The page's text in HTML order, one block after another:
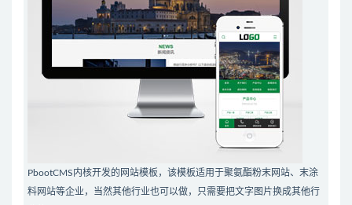
PbootCMS内核开发的网站模板，该模板适用于聚氨酯粉末网站、末涂
料网站等企业，当然其他行业也可以做，只需要把文字图片换成其他行